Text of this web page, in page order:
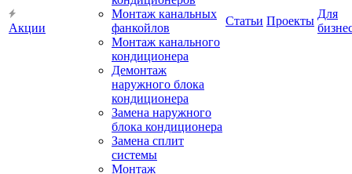
Акции
Монтаж канальных
фанкойлов
Монтаж канального
кондиционера
Демонтаж
наружного блока
кондиционера
Замена наружного
блока кондиционера
Замена сплит
системы
Монтаж
Статьи Проекты
Для